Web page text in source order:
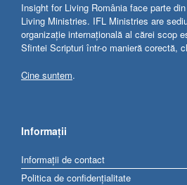
Insight for Living România face parte
Living Ministries. IFL Ministries are
organizație internațională al cărei scop
Sfintei Scripturi într-o manieră corectă,
Cine suntem.
Informații
Informații de contact
Politica de confidențialitate